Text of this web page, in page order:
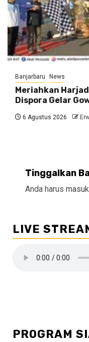
Banjarbaru News
Meriahkan
Dispora Gelar
6 Agustus 2026
Tinggalkan
Anda harus masuk
LIVE
PROGRAM